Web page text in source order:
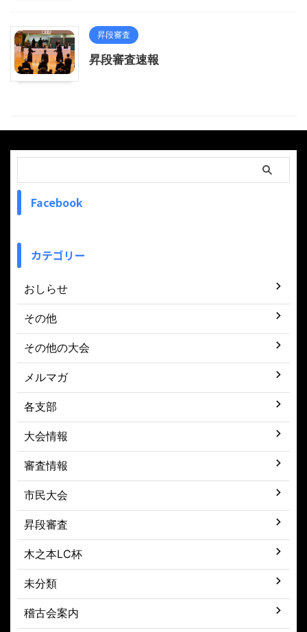
昇段審査
昇段審査速報
Facebook
カテゴリー
おしらせ
その他
その他の大会
メルマガ
各支部
大会情報
審査情報
市民大会
昇段審査
木之本LC杯
未分類
稽古会案内